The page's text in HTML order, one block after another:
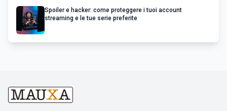
Spoiler e hacker: come proteggere i tuoi account
streaming e le tue serie preferite